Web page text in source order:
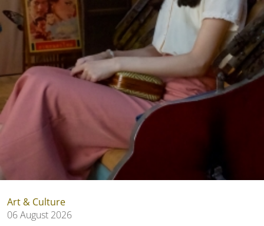
Art & Culture
06 August 2026